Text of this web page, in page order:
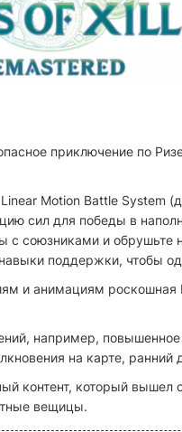
приключение по
Motion Battle System
сил для победы в
с союзниками и обрушьте
поддержки, чтобы
и анимациям роскошная
например,
на карте, ранний
контент, который
вещицы.